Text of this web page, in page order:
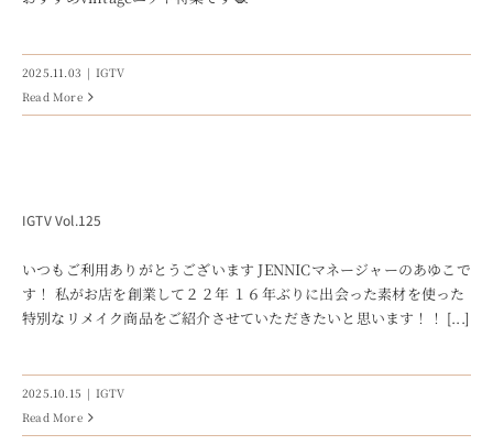
2025.11.03 | IGTV
Read More
IGTV Vol.125
いつもご利用ありがとうございます JENNICマネージャーのあゆこで
す！ 私がお店を創業して２２年 １６年ぶりに出会った素材を使った
特別なリメイク商品をご紹介させていただきたいと思います！！ [...]
2025.10.15 | IGTV
Read More